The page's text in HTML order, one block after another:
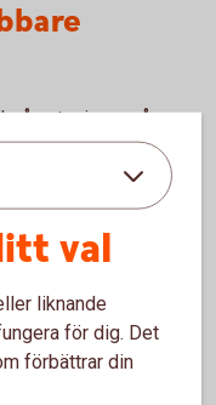
satsningar på
och
av digitala verktyg
för att stärka
val
liknande
för dig. Det
förbättrar din